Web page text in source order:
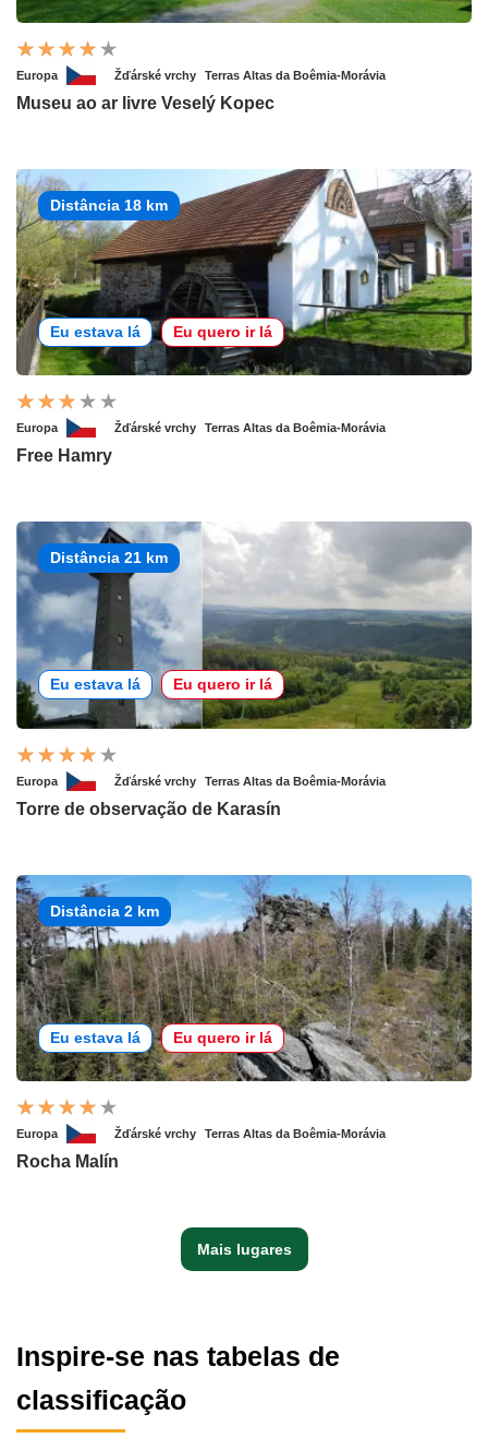
Europa Žďárské vrchy Terras Altas da Boêmia-Morávia
Museu ao ar livre Veselý Kopec
Distância 18 km
Eu estava lá Eu quero ir lá
Europa Žďárské vrchy Terras Altas da Boêmia-Morávia
Free Hamry
Distância 21 km
Eu estava lá Eu quero ir lá
Europa Žďárské vrchy Terras Altas da Boêmia-Morávia
Torre de observação de Karasín
Distância 2 km
Eu estava lá Eu quero ir lá
Europa Žďárské vrchy Terras Altas da Boêmia-Morávia
Rocha Malín
Mais lugares
Inspire-se nas tabelas de
classificação